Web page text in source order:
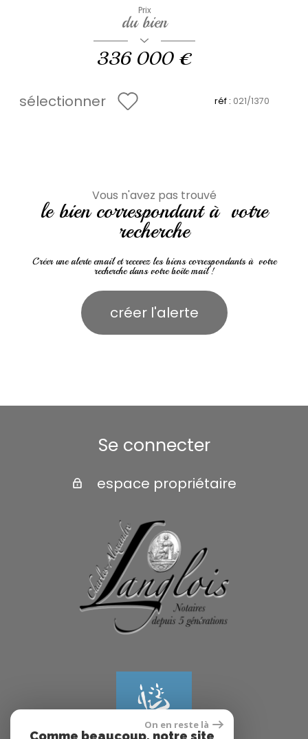
Prix
du bien
336 000 €
sélectionner réf : 021/1370
Vous n'avez pas trouvé
le bien correspondant à votre
recherche
Créer une alerte email et recevez les biens correspondants à votre
recherche dans votre boîte mail !
créer l'alerte
Se connecter
espace propriétaire
On en reste là
Comme beaucoup, notre site